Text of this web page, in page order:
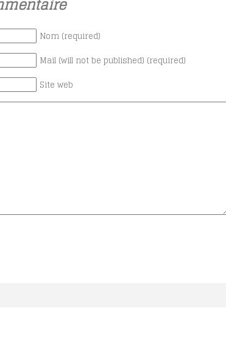
Nom (required)
Mail (will not be published) (required)
Site web